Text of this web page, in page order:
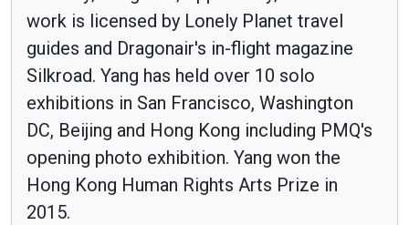
work is licensed by Lonely Planet travel
guides and Dragonair's in-flight magazine
Silkroad. Yang has held over 10 solo
exhibitions in San Francisco, Washington
DC, Beijing and Hong Kong including PMQ's
opening photo exhibition. Yang won the
Hong Kong Human Rights Arts Prize in
2015.